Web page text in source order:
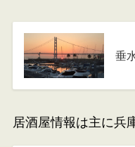
垂
居酒屋情報は主に兵